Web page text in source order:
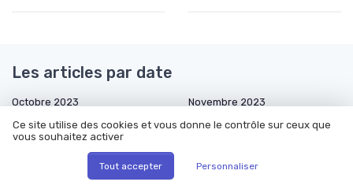
Les articles par date
Octobre 2023
Novembre 2023
Décembre 2023
Janvier 2024
Janvier 2025
Ce site utilise des cookies et vous donne le contrôle sur ceux que
vous souhaitez activer
Tout accepter Personnaliser